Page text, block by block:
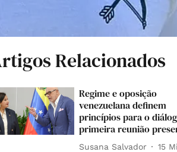
Relacionados
Regime e oposição
venezuelana definem
princípios para o
primeira reunião
Susana Salvador 15